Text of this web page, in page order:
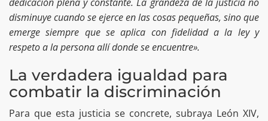
disminuye cuando se ejerce en las cosas pequeñas, sino que
emerge siempre que se aplica con fidelidad a la ley y
respeto a la persona allí donde se encuentre».
La verdadera igualdad para
combatir la discriminación
Para que esta justicia se concrete, subraya León XIV,